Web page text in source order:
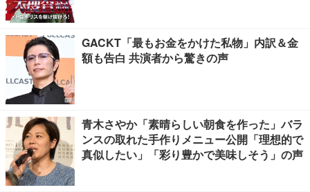
GACKT「最もお金をかけた私物」内訳＆金
額も告白 共演者から驚きの声
青木さやか「素晴らしい朝食を作った」バラ
ンスの取れた手作りメニュー公開「理想的で
真似したい」「彩り豊かで美味しそう」の声